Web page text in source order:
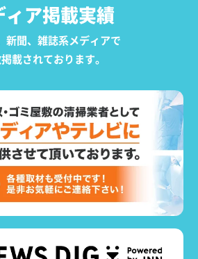
ィア掲載実績
新聞、雑誌系メディアで
載されております。